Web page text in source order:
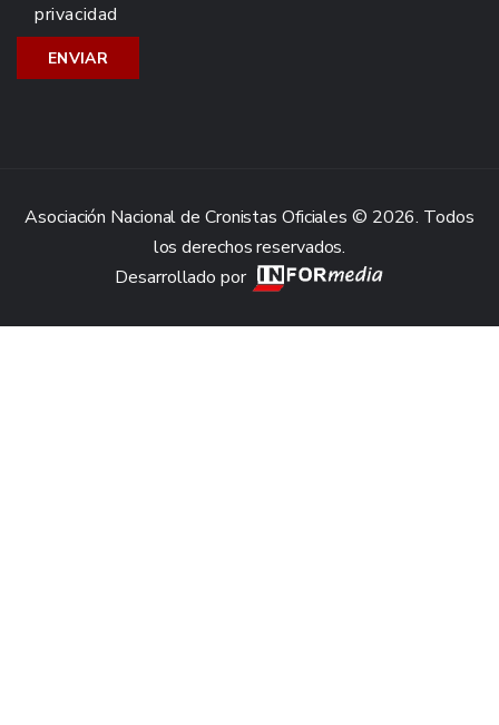
privacidad
Asociación Nacional de Cronistas Oficiales © 2026. Todos
los derechos reservados.
Desarrollado por